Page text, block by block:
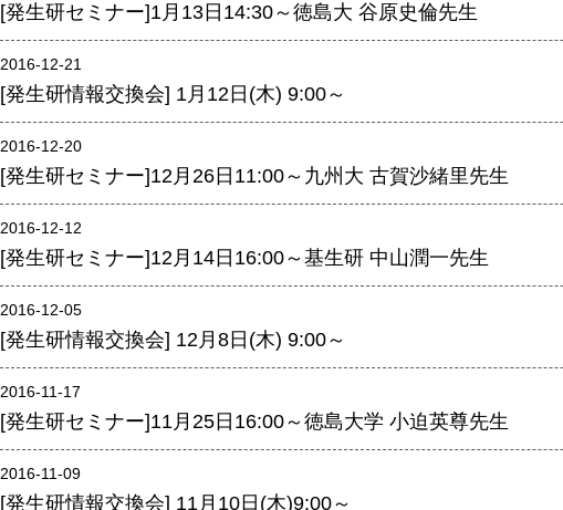
顕微鏡・画像解析支援
共通実験室・培養室利用
キャピラリーシーケンス
予 約
大判プリンター予約
[発生研セミナー]1月13日14:30～徳島大 谷原史倫先生
2016-12-21
[発生研情報交換会] 1月12日(木) 9:00～
2016-12-20
[発生研セミナー]12月26日11:00～九州大 古賀沙緒里先生
2016-12-12
[発生研セミナー]12月14日16:00～基生研 中山潤一先生
2016-12-05
[発生研情報交換会] 12月8日(木) 9:00～
2016-11-17
[発生研セミナー]11月25日16:00～徳島大学 小迫英尊先生
2016-11-09
[発生研情報交換会] 11月10日(木)9:00～